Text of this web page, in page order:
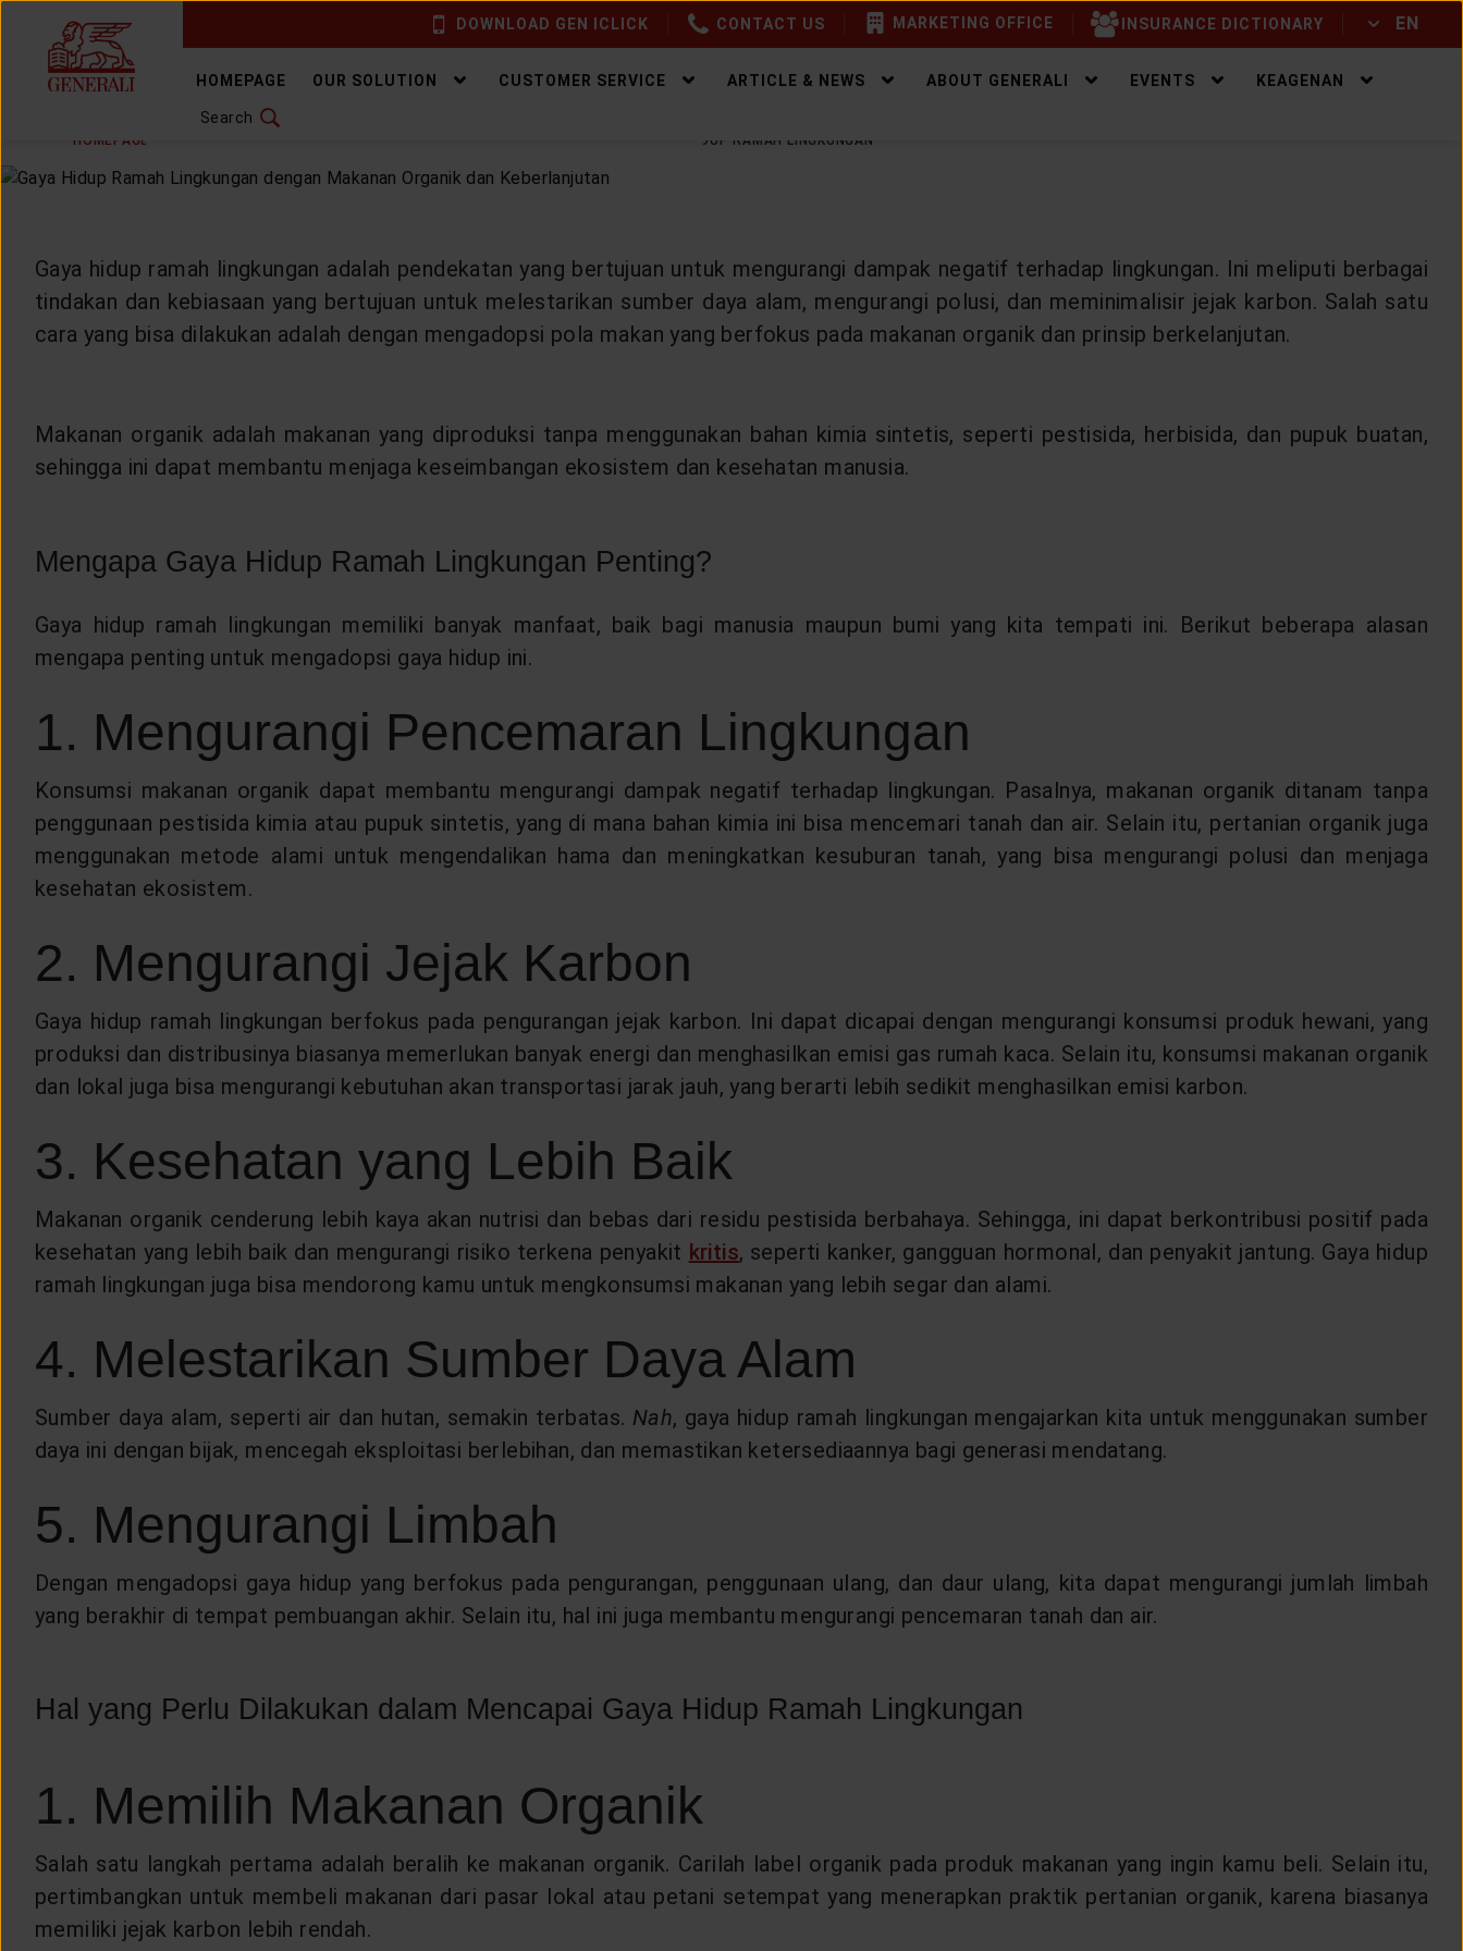
DOWNLOAD GEN ICLICK CONTACT US MARKETING OFFICE INSURANCE DICTIONARY EN
HOMEPAGE OUR SOLUTION CUSTOMER SERVICE ARTICLE & NEWS ABOUT GENERALI EVENTS KEAGENAN
Search
HOMEPAGE GAYA HIDUP RAMAH LINGKUNGAN
MONDAY, 2 SEPTEMBER 2024
Gaya hidup ramah lingkungan adalah pendekatan yang bertujuan untuk mengurangi dampak negatif terhadap lingkungan. Ini meliputi berbagai
tindakan dan kebiasaan yang bertujuan untuk melestarikan sumber daya alam, mengurangi polusi, dan meminimalisir jejak karbon. Salah satu
cara yang bisa dilakukan adalah dengan mengadopsi pola makan yang berfokus pada makanan organik dan prinsip berkelanjutan.
Makanan organik adalah makanan yang diproduksi tanpa menggunakan bahan kimia sintetis, seperti pestisida, herbisida, dan pupuk buatan,
sehingga ini dapat membantu menjaga keseimbangan ekosistem dan kesehatan manusia.
Mengapa Gaya Hidup Ramah Lingkungan Penting?
Gaya hidup ramah lingkungan memiliki banyak manfaat, baik bagi manusia maupun bumi yang kita tempati ini. Berikut beberapa alasan
mengapa penting untuk mengadopsi gaya hidup ini.
1. Mengurangi Pencemaran Lingkungan
Konsumsi makanan organik dapat membantu mengurangi dampak negatif terhadap lingkungan. Pasalnya, makanan organik ditanam tanpa
penggunaan pestisida kimia atau pupuk sintetis, yang di mana bahan kimia ini bisa mencemari tanah dan air. Selain itu, pertanian organik juga
menggunakan metode alami untuk mengendalikan hama dan meningkatkan kesuburan tanah, yang bisa mengurangi polusi dan menjaga
kesehatan ekosistem.
2. Mengurangi Jejak Karbon
Gaya hidup ramah lingkungan berfokus pada pengurangan jejak karbon. Ini dapat dicapai dengan mengurangi konsumsi produk hewani, yang
produksi dan distribusinya biasanya memerlukan banyak energi dan menghasilkan emisi gas rumah kaca. Selain itu, konsumsi makanan organik
dan lokal juga bisa mengurangi kebutuhan akan transportasi jarak jauh, yang berarti lebih sedikit menghasilkan emisi karbon.
3. Kesehatan yang Lebih Baik
Makanan organik cenderung lebih kaya akan nutrisi dan bebas dari residu pestisida berbahaya. Sehingga, ini dapat berkontribusi positif pada
kesehatan yang lebih baik dan mengurangi risiko terkena penyakit kritis, seperti kanker, gangguan hormonal, dan penyakit jantung. Gaya hidup
ramah lingkungan juga bisa mendorong kamu untuk mengkonsumsi makanan yang lebih segar dan alami.
4. Melestarikan Sumber Daya Alam
Sumber daya alam, seperti air dan hutan, semakin terbatas. Nah, gaya hidup ramah lingkungan mengajarkan kita untuk menggunakan sumber
daya ini dengan bijak, mencegah eksploitasi berlebihan, dan memastikan ketersediaannya bagi generasi mendatang.
5. Mengurangi Limbah
Dengan mengadopsi gaya hidup yang berfokus pada pengurangan, penggunaan ulang, dan daur ulang, kita dapat mengurangi jumlah limbah
yang berakhir di tempat pembuangan akhir. Selain itu, hal ini juga membantu mengurangi pencemaran tanah dan air.
Hal yang Perlu Dilakukan dalam Mencapai Gaya Hidup Ramah Lingkungan
1. Memilih Makanan Organik
Salah satu langkah pertama adalah beralih ke makanan organik. Carilah label organik pada produk makanan yang ingin kamu beli. Selain itu,
pertimbangkan untuk membeli makanan dari pasar lokal atau petani setempat yang menerapkan praktik pertanian organik, karena biasanya
memiliki jejak karbon lebih rendah.
CHANGE LANGUAGE ID EN
DOWNLOAD GEN ICLICK
CONTACT US
INSURANCE DICTIONARY
OUR SOLUTION
ARTICLE & NEWS
EVENTS
KEAGENAN